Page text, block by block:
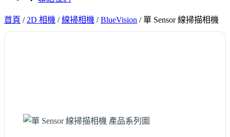
首頁 / 2D 相機 /線掃相機 /BlueVision / 單 Sensor 線掃描相機